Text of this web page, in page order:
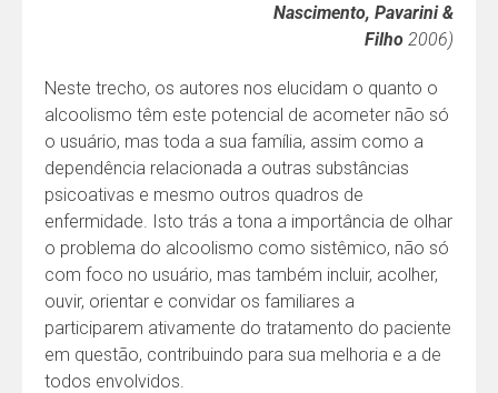
Nascimento, Pavarini &
Filho 2006)
Neste trecho, os autores nos elucidam o quanto o
alcoolismo têm este potencial de acometer não só
o usuário, mas toda a sua família, assim como a
dependência relacionada a outras substâncias
psicoativas e mesmo outros quadros de
enfermidade. Isto trás a tona a importância de olhar
o problema do alcoolismo como sistêmico, não só
com foco no usuário, mas também incluir, acolher,
ouvir, orientar e convidar os familiares a
participarem ativamente do tratamento do paciente
em questão, contribuindo para sua melhoria e a de
todos envolvidos.